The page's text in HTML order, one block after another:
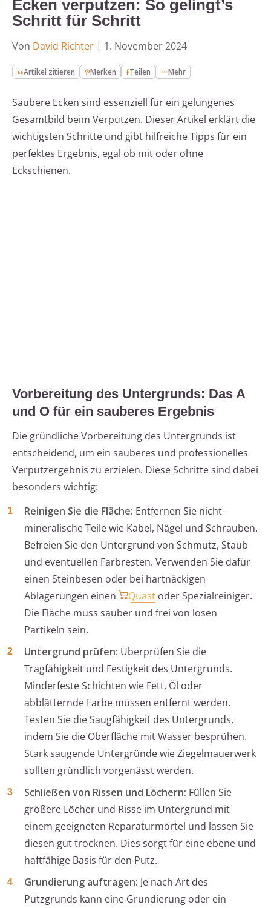
Ecken verputzen: So gelingt’s
Schritt für Schritt
Von David Richter | 1. November 2024
Artikel zitieren Merken Teilen Mehr
Saubere Ecken sind essenziell für ein gelungenes
Gesamtbild beim Verputzen. Dieser Artikel erklärt die
wichtigsten Schritte und gibt hilfreiche Tipps für ein
perfektes Ergebnis, egal ob mit oder ohne
Eckschienen.
Vorbereitung des Untergrunds: Das A
und O für ein sauberes Ergebnis
Die gründliche Vorbereitung des Untergrunds ist
entscheidend, um ein sauberes und professionelles
Verputzergebnis zu erzielen. Diese Schritte sind dabei
besonders wichtig:
Reinigen Sie die Fläche: Entfernen Sie nicht-
mineralische Teile wie Kabel, Nägel und Schrauben.
Befreien Sie den Untergrund von Schmutz, Staub
und eventuellen Farbresten. Verwenden Sie dafür
einen Steinbesen oder bei hartnäckigen
Ablagerungen einen
Quast oder Spezialreiniger.
Die Fläche muss sauber und frei von losen
Partikeln sein.
Untergrund prüfen: Überprüfen Sie die
Tragfähigkeit und Festigkeit des Untergrunds.
Minderfeste Schichten wie Fett, Öl oder
abblätternde Farbe müssen entfernt werden.
Testen Sie die Saugfähigkeit des Untergrunds,
indem Sie die Oberfläche mit Wasser besprühen.
Stark saugende Untergründe wie Ziegelmauerwerk
sollten gründlich vorgenässt werden.
Schließen von Rissen und Löchern: Füllen Sie
größere Löcher und Risse im Untergrund mit
einem geeigneten Reparaturmörtel und lassen Sie
diesen gut trocknen. Dies sorgt für eine ebene und
haftfähige Basis für den Putz.
Grundierung auftragen: Je nach Art des
Putzgrunds kann eine Grundierung oder ein